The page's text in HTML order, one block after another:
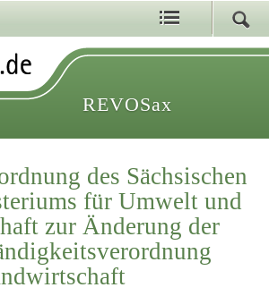
REVOSax
des Sächsischen
für Umwelt und
zur Änderung der